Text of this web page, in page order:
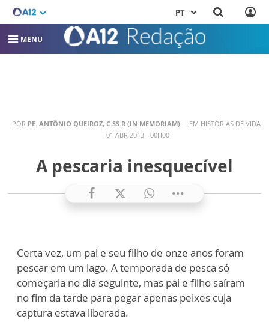
PT
MENU
POR PE. ANTÔNIO QUEIROZ, C.SS.R (IN MEMORIAM)
EM HISTÓRIAS DE VIDA
01 ABR 2013 - 00H00
A pescaria inesquecível
Certa vez, um pai e seu filho de onze anos foram
pescar em um lago. A temporada de pesca só
começaria no dia seguinte, mas pai e filho saíram
no fim da tarde para pegar apenas peixes cuja
captura estava liberada.